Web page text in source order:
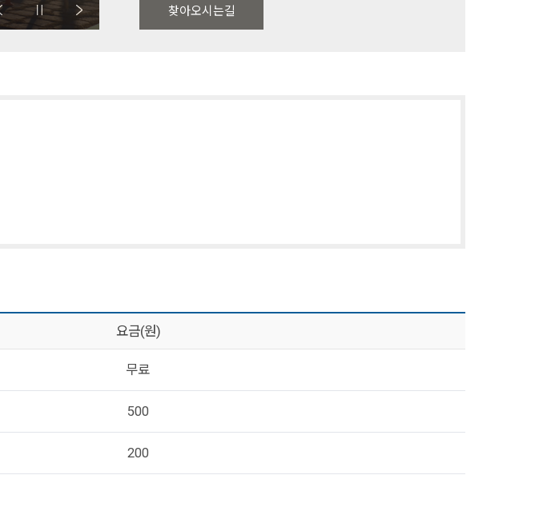
찾아오시는길
요금(원)
무료
500
200